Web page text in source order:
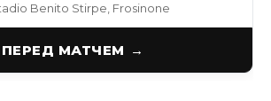
Benito Stirpe, Frosinone
ПЕРЕД МАТЧЕМ